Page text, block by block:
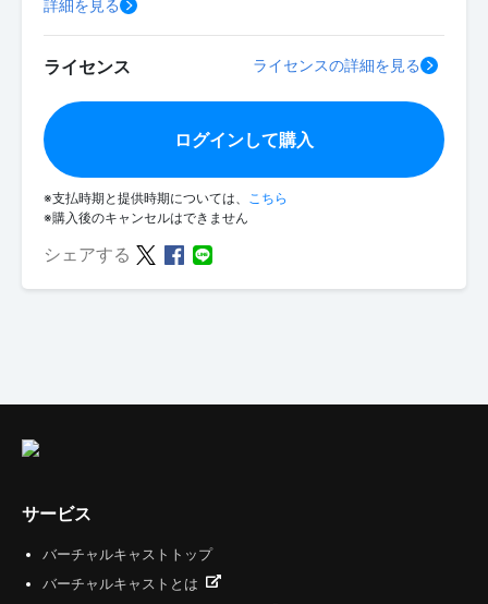
詳細を見る
ライセンス ライセンスの詳細を見る
ログインして購入
※支払時期と提供時期については、 こちら
※購入後のキャンセルはできません
シェアする
サービス
バーチャルキャストトップ
バーチャルキャストとは